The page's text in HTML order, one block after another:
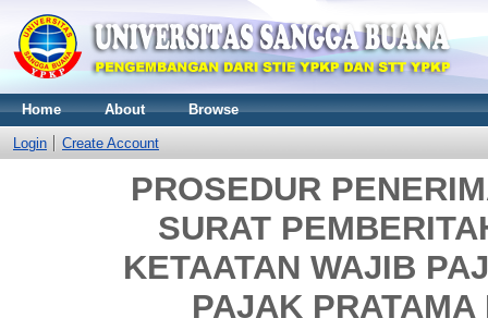
Home About Browse
Login Create Account
PROSEDUR
SURAT
KETAATAN WAJIB
PAJAK